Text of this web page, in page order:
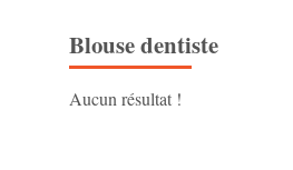
Blouse dentiste
Aucun résultat !